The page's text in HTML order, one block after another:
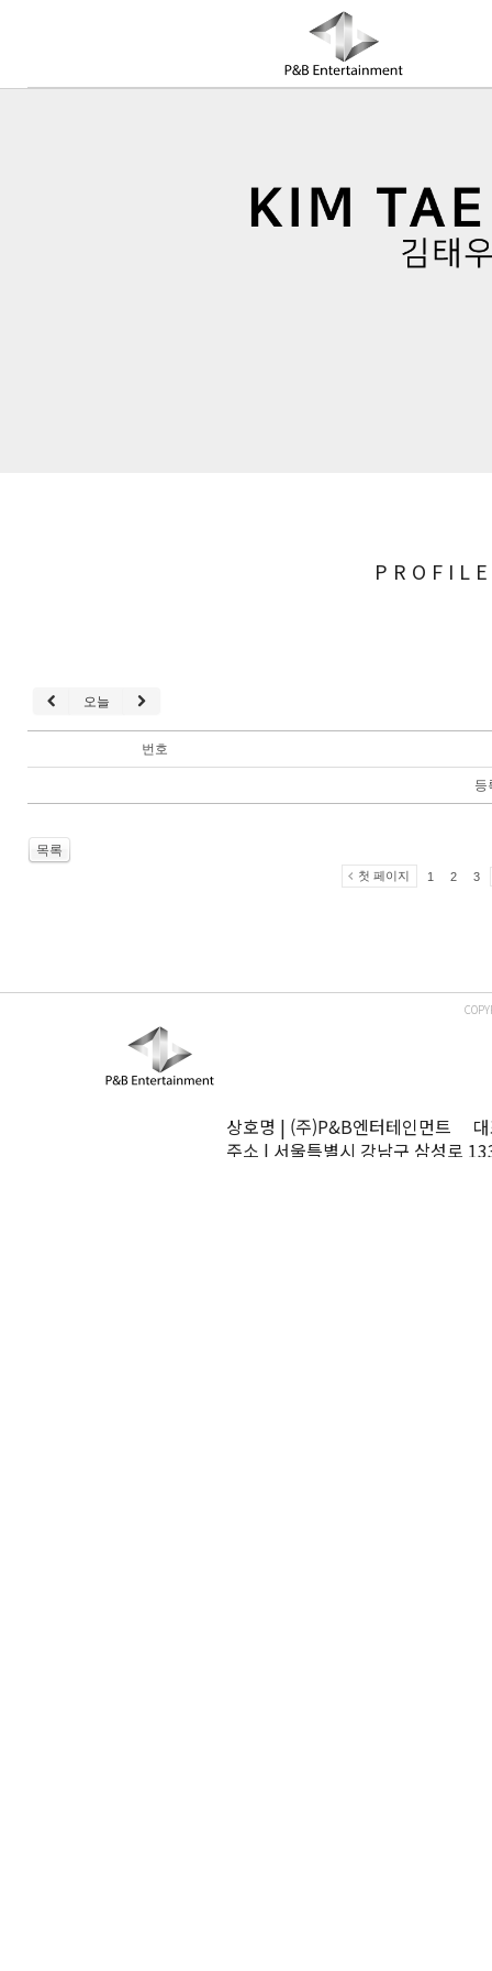
COMPANY
PROFILE
오늘
번호
등
목록
첫 페이지 1 2 3
상호명 | (주)P&B엔터테인먼트
주소 | 서울특별시 강남구 삼성로